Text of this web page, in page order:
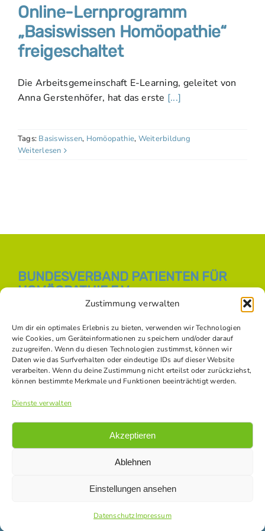
Zustimmung verwalten
Um dir ein optimales Erlebnis zu bieten, verwenden wir Technologien
wie Cookies, um Geräteinformationen zu speichern und/oder darauf
zuzugreifen. Wenn du diesen Technologien zustimmst, können wir
Daten wie das Surfverhalten oder eindeutige IDs auf dieser Website
verarbeiten. Wenn du deine Zustimmung nicht erteilst oder zurückziehst,
können bestimmte Merkmale und Funktionen beeinträchtigt werden.
Dienste verwalten
Akzeptieren
Ablehnen
Einstellungen ansehen
DatenschutzImpressum
Online-Lernprogramm
„Basiswissen Homöopathie“
freigeschaltet
Die Arbeitsgemeinschaft E-Learning, geleitet von
Anna Gerstenhöfer, hat das erste [...]
Tags: Basiswissen, Homöopathie, Weiterbildung
Weiterlesen
BUNDESVERBAND PATIENTEN FÜR
HOMÖOPATHIE E.V.
E-Mail:
info [at] bph-online.de
Webseite:Homöopathie Online
SOZIALE NETZWERKE
Datenschutz|Impressum|Kontakt